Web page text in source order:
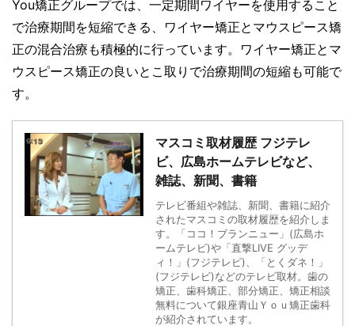
You矯正グループでは、一定期間ワイヤーを使用すること
で治療期間を短縮できる、ワイヤー矯正とマウスピース矯
正の混合治療も積極的に行っています。ワイヤー矯正とマ
ウスピース矯正の良いとこ取りで治療期間の短縮も可能で
す。
マスコミ取材履歴 フジテレ
ビ、広島ホームテレビなど、
雑誌、新聞、書籍
テレビ番組や雑誌、新聞、書籍に紹介
されたマスコミの取材履歴を紹介しま
す。「ココ！ブランニュー」(広島ホ
ームテレビ)や「直撃LIVE グッデ
ィ！」(フジテレビ)、「とくダネ！」
(フジテレビ)などのテレビ取材。歯の
矯正、歯科矯正、部分矯正、矯正相談
無料について銀座青山Ｙｏｕ矯正歯科
が紹介されています。